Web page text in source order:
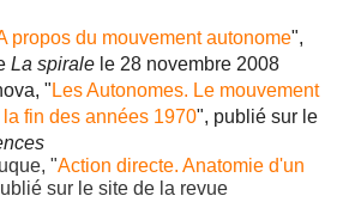
propos du mouvement autonome",
La spirale le 28 novembre 2008
" Les Autonomes. Le mouvement
fin des années 1970", publié sur le
"Action directe. Anatomie d'un
sur le site de la revue